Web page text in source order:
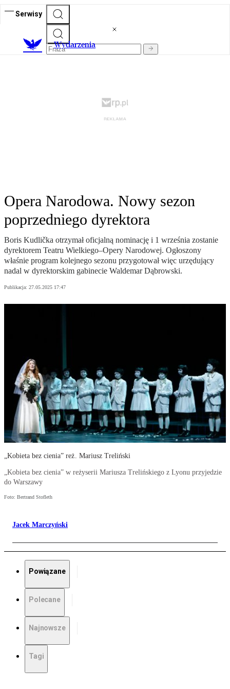
Serwisy
Wydarzenia
Opera Narodowa. Nowy sezon
poprzedniego dyrektora
Boris Kudlička otrzymał oficjalną nominację i 1 września zostanie
dyrektorem Teatru Wielkiego–Opery Narodowej. Ogłoszony
właśnie program kolejnego sezonu przygotował więc urzędujący
nadal w dyrektorskim gabinecie Waldemar Dąbrowski.
Publikacja: 27.05.2025 17:47
„Kobieta bez cienia” reż. Mariusz Treliński
„Kobieta bez cienia” w reżyserii Mariusza Trelińskiego z Lyonu przyjedzie
do Warszawy
Foto: Bertrand Stofleth
Jacek Marczyński
Powiązane
Polecane
Najnowsze
Tagi